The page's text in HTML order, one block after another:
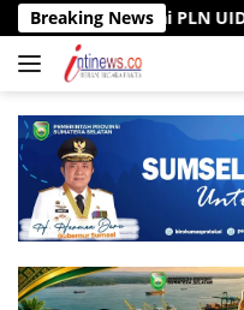
Langsung
ke
konten
Breaking News
PLN UID S2JB